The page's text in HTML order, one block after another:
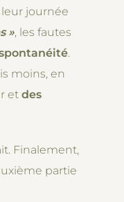
journée
», les fautes
.
moins, en
et des
Finalement,
partie